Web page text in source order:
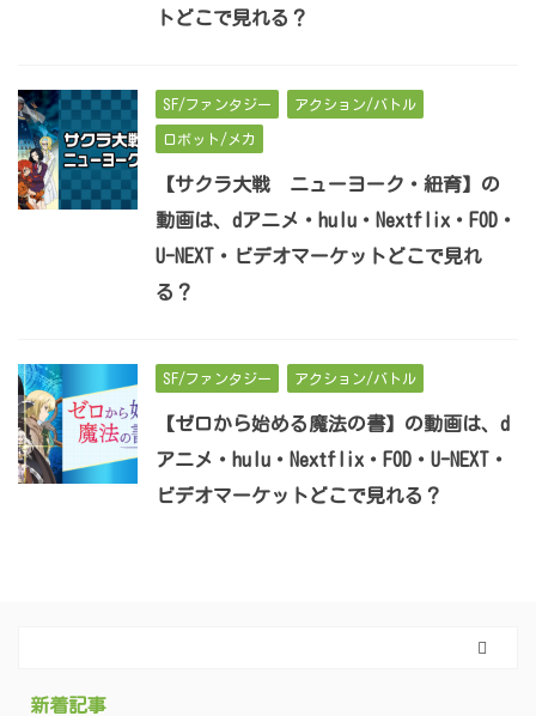
トどこで見れる？
SF/ファンタジー アクション/バトル
ロボット/メカ
【サクラ大戦 ニューヨーク・紐育】の
動画は、dアニメ・hulu・Nextflix・FOD・
U-NEXT・ビデオマーケットどこで見れ
る？
SF/ファンタジー アクション/バトル
【ゼロから始める魔法の書】の動画は、d
アニメ・hulu・Nextflix・FOD・U-NEXT・
ビデオマーケットどこで見れる？
新着記事